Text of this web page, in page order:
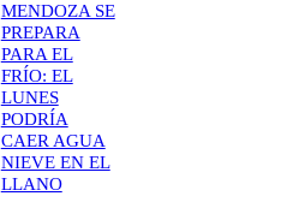
MENDOZA SE
PREPARA
PARA EL
FRÍO: EL
LUNES
PODRÍA
CAER AGUA
NIEVE EN EL
LLANO